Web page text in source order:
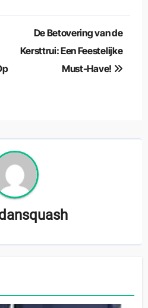
De Betovering van de
Kersttrui: Een Feestelijke
Must-Have!